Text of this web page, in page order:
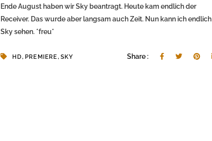
Ende August haben wir Sky beantragt. Heute kam endlich der
Receiver. Das wurde aber langsam auch Zeit. Nun kann ich endlich
Sky sehen. *freu*
HD, PREMIERE, SKY Share :